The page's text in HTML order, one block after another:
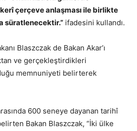
çerçeve anlaşması ile birlikte
süratlenecektir.” ifadesini kullandı.
Blaszczak de Bakan Akar’ı
ve gerçekleştirdikleri
memnuniyeti belirterek
600 seneye dayanan tarihî
Bakan Blaszczak, “İki ülke